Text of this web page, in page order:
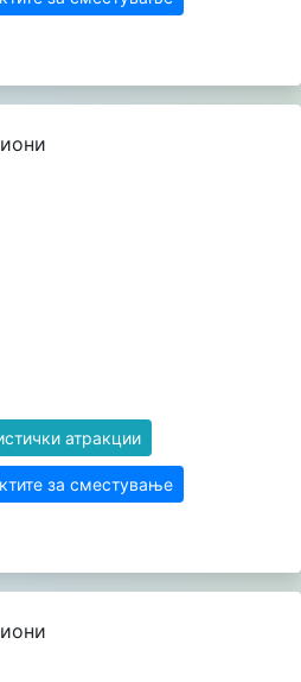
атракции
за сместување